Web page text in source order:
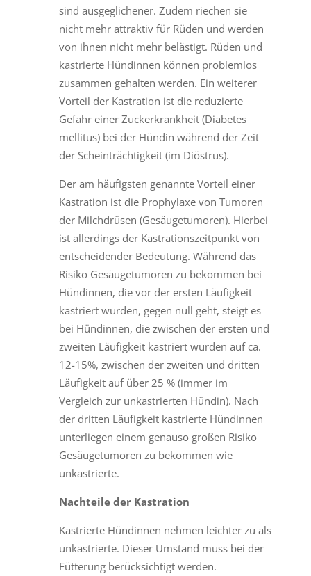
sind ausgeglichener. Zudem riechen sie
nicht mehr attraktiv für Rüden und werden
von ihnen nicht mehr belästigt. Rüden und
kastrierte Hündinnen können problemlos
zusammen gehalten werden. Ein weiterer
Vorteil der Kastration ist die reduzierte
Gefahr einer Zuckerkrankheit (Diabetes
mellitus) bei der Hündin während der Zeit
der Scheinträchtigkeit (im Diöstrus).
Der am häufigsten genannte Vorteil einer
Kastration ist die Prophylaxe von Tumoren
der Milchdrüsen (Gesäugetumoren). Hierbei
ist allerdings der Kastrationszeitpunkt von
entscheidender Bedeutung. Während das
Risiko Gesäugetumoren zu bekommen bei
Hündinnen, die vor der ersten Läufigkeit
kastriert wurden, gegen null geht, steigt es
bei Hündinnen, die zwischen der ersten und
zweiten Läufigkeit kastriert wurden auf ca.
12-15%, zwischen der zweiten und dritten
Läufigkeit auf über 25 % (immer im
Vergleich zur unkastrierten Hündin). Nach
der dritten Läufigkeit kastrierte Hündinnen
unterliegen einem genauso großen Risiko
Gesäugetumoren zu bekommen wie
unkastrierte.
Nachteile der Kastration
Kastrierte Hündinnen nehmen leichter zu als
unkastrierte. Dieser Umstand muss bei der
Fütterung berücksichtigt werden.